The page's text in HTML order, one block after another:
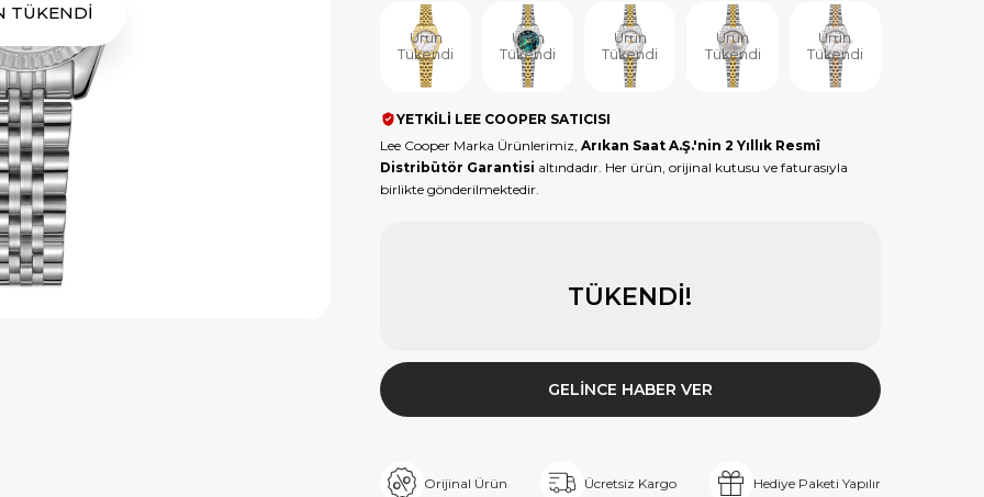
TÜKENDİ
Ürün
Tükendi
Ürün
Tükendi
Ürün
Tükendi
Ürün
Tükendi
Ürün
Tükendi
YETKİLİ LEE COOPER SATICISI
Lee Cooper Marka Ürünlerimiz, Arıkan Saat A.Ş.'nin 2 Yıllık Resmî
Distribütör Garantisi altındadır. Her ürün, orijinal kutusu ve faturasıyla
birlikte gönderilmektedir.
TÜKENDI!
GELINCE HABER VER
Orijinal Ürün Ücretsiz Kargo Hediye Paketi Yapılır